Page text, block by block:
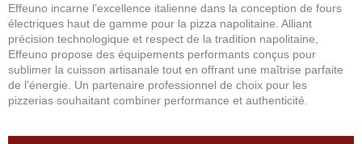
Effeuno incarne l’excellence italienne dans la conception de fours
électriques haut de gamme pour la pizza napolitaine. Alliant
précision technologique et respect de la tradition napolitaine,
Effeuno propose des équipements performants conçus pour
sublimer la cuisson artisanale tout en offrant une maîtrise parfaite
de l’énergie. Un partenaire professionnel de choix pour les
pizzerias souhaitant combiner performance et authenticité.